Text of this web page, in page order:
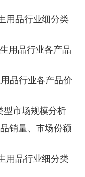
用品行业细分类
用品行业各产品
品行业各产品价
型市场规模分析
销量、市场份额
用品行业细分类